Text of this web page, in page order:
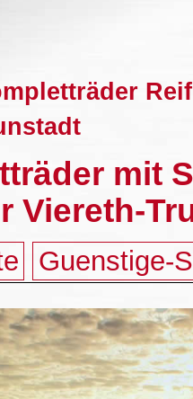
mit
Viereth-
Guenstige-